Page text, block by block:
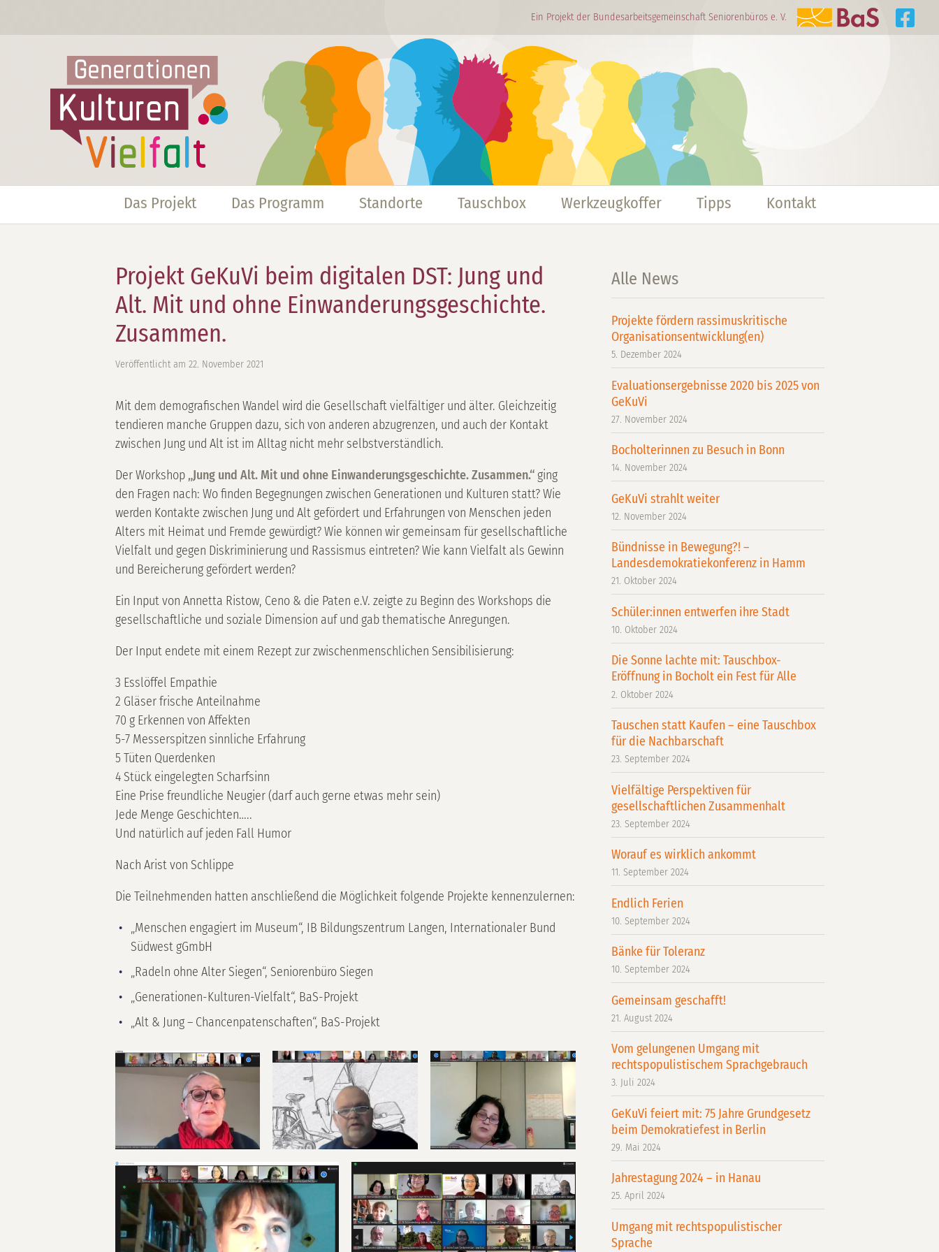
Ein Projekt der Bundesarbeitsgemeinschaft Seniorenbüros e. V.
Das Projekt Das Programm Standorte Tauschbox Werkzeugkoffer Tipps Kontakt
Projekt GeKuVi beim digitalen DST: Jung und
Alt. Mit und ohne Einwanderungsgeschichte.
Zusammen.
Veröffentlicht am 22. November 2021
Mit dem demografischen Wandel wird die Gesellschaft vielfältiger und älter. Gleichzeitig
tendieren manche Gruppen dazu, sich von anderen abzugrenzen, und auch der Kontakt
zwischen Jung und Alt ist im Alltag nicht mehr selbstverständlich.
Der Workshop„Jung und Alt. Mit und ohne Einwanderungsgeschichte. Zusammen.“ging
den Fragen nach: Wo finden Begegnungen zwischen Generationen und Kulturen statt? Wie
werden Kontakte zwischen Jung und Alt gefördert und Erfahrungen von Menschen jeden
Alters mit Heimat und Fremde gewürdigt? Wie können wir gemeinsam für gesellschaftliche
Vielfalt und gegen Diskriminierung und Rassismus eintreten? Wie kann Vielfalt als Gewinn
und Bereicherung gefördert werden?
Ein Input von Annetta Ristow, Ceno & die Paten e.V. zeigte zu Beginn des Workshops die
gesellschaftliche und soziale Dimension auf und gab thematische Anregungen.
Der Input endete mit einem Rezept zur zwischenmenschlichen Sensibilisierung:
3 Esslöffel Empathie
2 Gläser frische Anteilnahme
70 g Erkennen von Affekten
5-7 Messerspitzen sinnliche Erfahrung
5 Tüten Querdenken
4 Stück eingelegten Scharfsinn
Eine Prise freundliche Neugier (darf auch gerne etwas mehr sein)
Jede Menge Geschichten…..
Und natürlich auf jeden Fall Humor
Nach Arist von Schlippe
Die Teilnehmenden hatten anschließend die Möglichkeit folgende Projekte kennenzulernen:
„Menschen engagiert im Museum“, IB Bildungszentrum Langen, Internationaler Bund
Südwest gGmbH
„Radeln ohne Alter Siegen“, Seniorenbüro Siegen
„Generationen-Kulturen-Vielfalt“, BaS-Projekt
„Alt & Jung – Chancenpatenschaften“, BaS-Projekt
Alle News
Projekte fördern rassimuskritische
Organisationsentwicklung(en)
5. Dezember 2024
Evaluationsergebnisse 2020 bis 2025 von
GeKuVi
27. November 2024
Bocholterinnen zu Besuch in Bonn
14. November 2024
GeKuVi strahlt weiter
12. November 2024
Bündnisse in Bewegung?! –
Landesdemokratiekonferenz in Hamm
21. Oktober 2024
Schüler:innen entwerfen ihre Stadt
10. Oktober 2024
Die Sonne lachte mit: Tauschbox-
Eröffnung in Bocholt ein Fest für Alle
2. Oktober 2024
Tauschen statt Kaufen – eine Tauschbox
für die Nachbarschaft
23. September 2024
Vielfältige Perspektiven für
gesellschaftlichen Zusammenhalt
23. September 2024
Worauf es wirklich ankommt
11. September 2024
Endlich Ferien
10. September 2024
Bänke für Toleranz
10. September 2024
Gemeinsam geschafft!
21. August 2024
Vom gelungenen Umgang mit
rechtspopulistischem Sprachgebrauch
3. Juli 2024
GeKuVi feiert mit: 75 Jahre Grundgesetz
beim Demokratiefest in Berlin
29. Mai 2024
Jahrestagung 2024 – in Hanau
25. April 2024
Umgang mit rechtspopulistischer
Sprache